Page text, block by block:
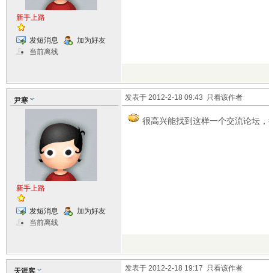
新手上路
发短消息
加为好友
当前离线
尹寒
新手上路
发短消息
加为好友
当前离线
发表于 2012-2-18 09:43 只看该作者
很高兴能找到这样一个交流论坛
天涯客 发表于 2012-2-18 19:17 只看该作者